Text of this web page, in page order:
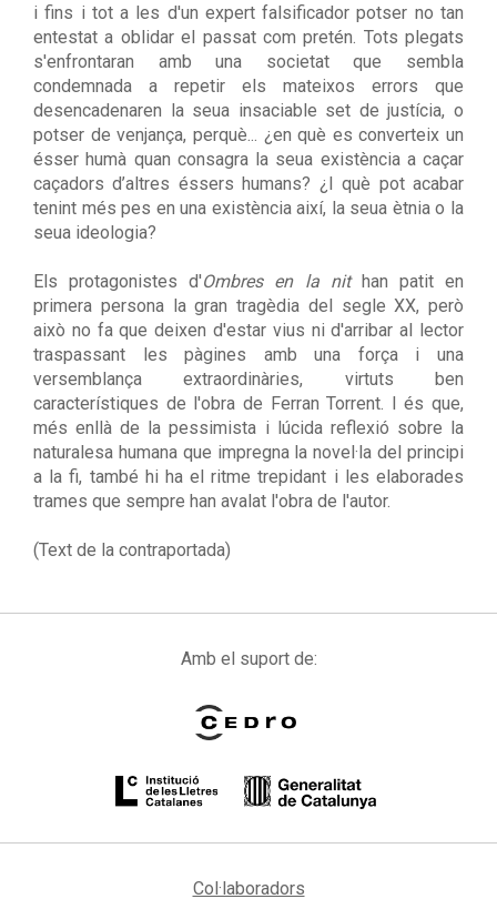
i fins i tot a les d'un expert falsificador potser no tan
entestat a oblidar el passat com pretén. Tots plegats
s'enfrontaran amb una societat que sembla
condemnada a repetir els mateixos errors que
desencadenaren la seua insaciable set de justícia, o
potser de venjança, perquè... ¿en què es converteix un
ésser humà quan consagra la seua existència a caçar
caçadors d’altres éssers humans? ¿I què pot acabar
tenint més pes en una existència així, la seua ètnia o la
seua ideologia?
Els protagonistes d'Ombres en la nithan patit en
primera persona la gran tragèdia del segle XX, però
això no fa que deixen d'estar vius ni d'arribar al lector
traspassant les pàgines amb una força i una
versemblança extraordinàries, virtuts ben
característiques de l'obra de Ferran Torrent. I és que,
més enllà de la pessimista i lúcida reflexió sobre la
naturalesa humana que impregna la novel·la del principi
a la fi, també hi ha el ritme trepidant i les elaborades
trames que sempre han avalat l'obra de l'autor.
(Text de la contraportada)
Amb el suport de:
Col·laboradors